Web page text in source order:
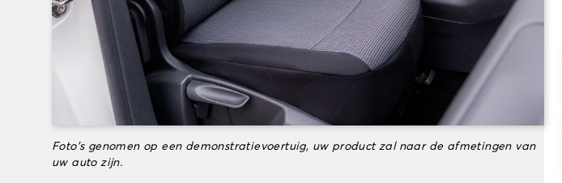
Foto's genomen op een demonstratievoertuig, uw product zal naar de afmetingen van
uw auto zijn.